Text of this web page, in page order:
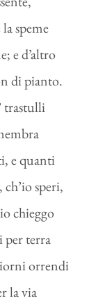
speme
e d’altro
di pianto.
trastulli
e quanti
speri,
chieggo
per terra
orrendi
la via